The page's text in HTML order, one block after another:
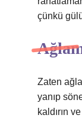
çünkü
Zaten
yanıp
kaldırın